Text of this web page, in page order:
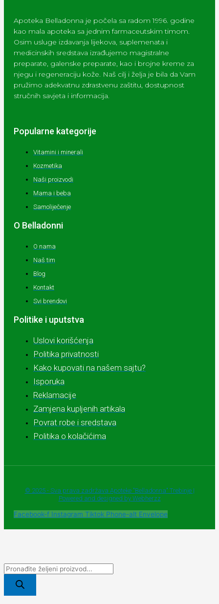
Apoteka Belladonna je počela sa radom 1996. godine
kao mala apoteka sa jednim farmaceutskim timom.
Osim usluge izdavanja lijekova, suplemenata i
medicinskih sredstava izrađujemo magistralne
preparate, galenske preparate, kao i brojne kreme za
njegu i regeneraciju kože. Naš cilj i želja je bila da Vam
pružimo adekvatnu zdrastvenu zaštitu, dostupnost
stručnih savjeta i informacija.
Popularne kategorije
Vitamini i minerali
Kozmetika
Naši proizvodi
Mama i beba
Samoliječenje
O Belladonni
O nama
Naš tim
Blog
Kontakt
Svi brendovi
Politike i uputstva
Uslovi korišćenja
Politika privatnosti
Kako kupovati na našem sajtu?
Isporuka
Reklamacije
Zamjena kupljenih artikala
Povrat robe i sredstava
Politika o kolačićima
© 2025 - Sva prava zadržava Apoteke "Belladonna" Trebinje |
Powered and designed by Webherzz
Facebook-f Instagram Tiktok Phone-alt Envelope